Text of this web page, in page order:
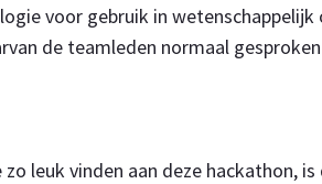
voor gebruik in
de teamleden normaal
zo leuk vinden aan deze hackathon,